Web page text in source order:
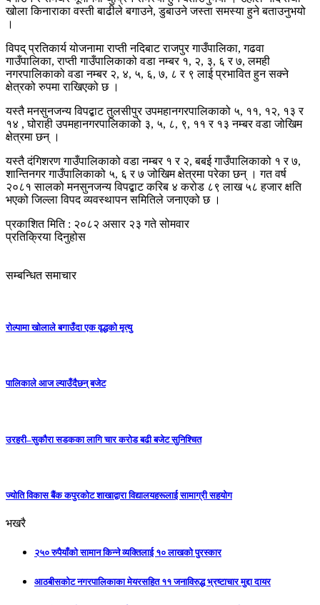
खोला किनाराका वस्ती बाढीले बगाउने, डुबाउने जस्ता समस्या हुने बताउनुभयो
।
विपद् प्रतिकार्य योजनामा राप्ती नदिबाट राजपुर गाउँपालिका, गढवा
गाउँपालिका, राप्ती गाउँपालिकाको वडा नम्बर १, २, ३, ६ र ७, लमही
नगरपालिकाको वडा नम्बर २, ४, ५, ६, ७, ८ र ९ लाई प्रभावित हुन सक्ने
क्षेत्रको रुपमा राखिएको छ ।
यस्तै मनसुनजन्य विपद्बाट तुलसीपुर उपमहानगरपालिकाको ५, ११, १२, १३ र
१४ , घोराही उपमहानगरपालिकाको ३, ५, ८, ९, ११ र १३ नम्बर वडा जोखिम
क्षेत्रमा छन् ।
यस्तै दंगिशरण गाउँपालिकाको वडा नम्बर १ र २, बबई गाउँपालिकाको १ र ७,
शान्तिनगर गाउँपालिकाको ५, ६ र ७ जोखिम क्षेत्रमा परेका छन् । गत वर्ष
२०८१ सालको मनसुनजन्य विपद्बाट करिब ४ करोड ८९ लाख ५८ हजार क्षति
भएको जिल्ला विपद व्यवस्थापन समितिले जनाएको छ ।
प्रकाशित मिति : २०८२ असार २३ गते सोमवार
प्रतिक्रिया दिनुहोस
सम्बन्धित समाचार
रोल्पामा खोलाले बगाउँदा एक वृद्धको मृत्यु
पालिकाले आज ल्याउँदैछन् बजेट
उरहरी–सुकौरा सडकका लागि चार करोड बढी बजेट सुनिश्चित
ज्योति विकास बैंक कपुरकोट शाखाद्वारा विद्यालयहरूलाई सामाग्री सहयोग
भखरै
२५० रुपैयाँको सामान किन्ने व्यक्तिलाई १० लाखको पुरस्कार
आठबीसकोट नगरपालिकाका मेयरसहित ११ जनाविरुद्ध भ्रष्टाचार मुद्दा दायर